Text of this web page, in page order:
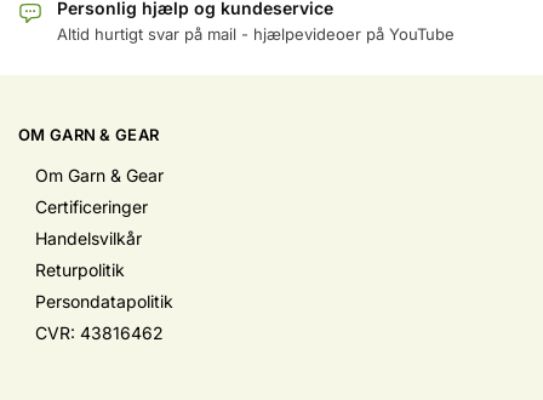
Personlig hjælp og kundeservice
Altid hurtigt svar på mail - hjælpevideoer på YouTube
OM GARN & GEAR
Om Garn & Gear
Certificeringer
Handelsvilkår
Returpolitik
Persondatapolitik
CVR: 43816462